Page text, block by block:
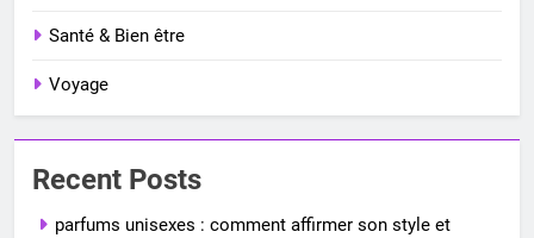
Santé & Bien être
Voyage
Recent Posts
parfums unisexes : comment affirmer son style et